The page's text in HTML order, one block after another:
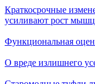
Краткосрочные
усиливают рост мышц
Функциональная
О вреде излишнего